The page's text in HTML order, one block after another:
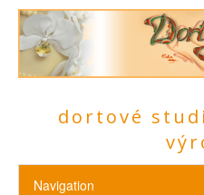
dortové